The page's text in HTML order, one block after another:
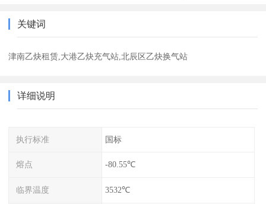
关键词
津南乙炔租赁,大港乙炔充气站,北辰区乙炔换气站
详细说明
执行标准 国标
熔点 -80.55℃
临界温度 3532℃